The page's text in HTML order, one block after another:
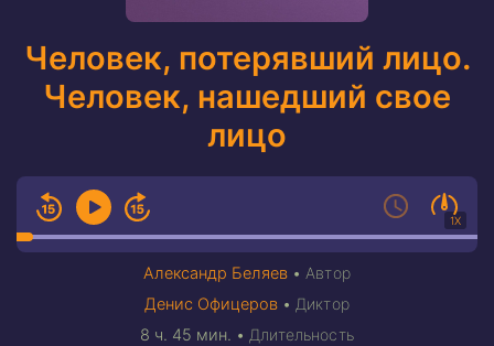
Человек, потерявший лицо.
Человек, нашедший свое
лицо
1X
Александр Беляев •Автор
Денис Офицеров •Диктор
8 ч. 45 мин. •Длительность